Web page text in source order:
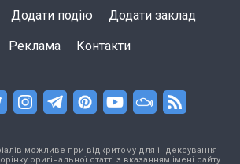
Додати подію Додати заклад
Реклама Контакти
можливе при відкритому для індексування
оригінальної статті з вказанням імені сайту